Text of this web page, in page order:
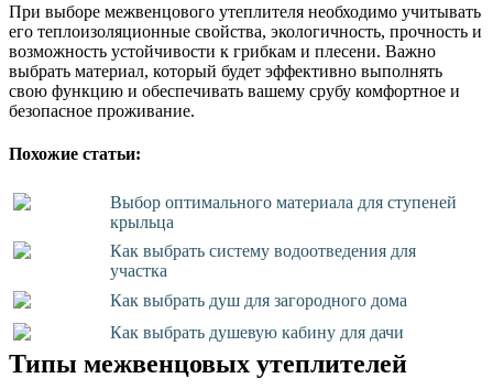
При выборе межвенцового утеплителя необходимо учитывать
его теплоизоляционные свойства, экологичность, прочность и
возможность устойчивости к грибкам и плесени. Важно
выбрать материал, который будет эффективно выполнять
свою функцию и обеспечивать вашему срубу комфортное и
безопасное проживание.
Похожие статьи:
Выбор оптимального материала для ступеней
крыльца
Как выбрать систему водоотведения для
участка
Как выбрать душ для загородного дома
Как выбрать душевую кабину для дачи
Типы межвенцовых утеплителей